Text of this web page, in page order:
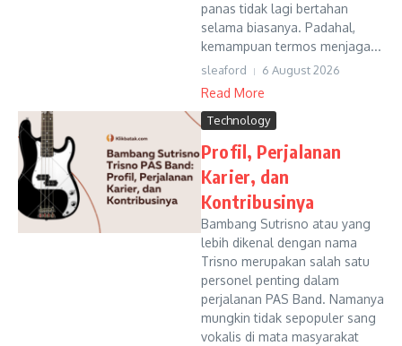
panas tidak lagi bertahan
selama biasanya. Padahal,
kemampuan termos menjaga...
sleaford 6 August 2026
Read More
Technology
Profil, Perjalanan
Karier, dan
Kontribusinya
Bambang Sutrisno atau yang
lebih dikenal dengan nama
Trisno merupakan salah satu
personel penting dalam
perjalanan PAS Band. Namanya
mungkin tidak sepopuler sang
vokalis di mata masyarakat